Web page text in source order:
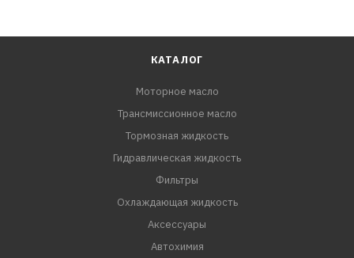
КАТАЛОГ
Моторное масло
Трансмиссионное масло
Тормозная жидкость
Гидравлическая жидкость
Фильтры
Охлаждающая жидкость
Аксессуары
Автохимия